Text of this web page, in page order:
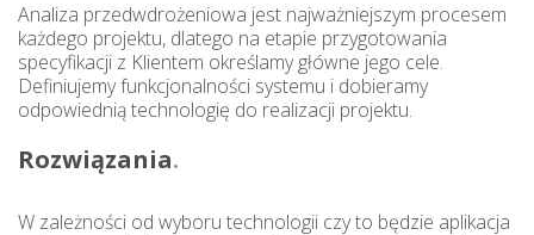
Analiza przedwdrożeniowa jest najważniejszym procesem
każdego projektu, dlatego na etapie przygotowania
specyfikacji z Klientem określamy główne jego cele.
Definiujemy funkcjonalności systemu i dobieramy
odpowiednią technologię do realizacji projektu.
Rozwiązania
W zależności od wyboru technologii czy to będzie aplikacja